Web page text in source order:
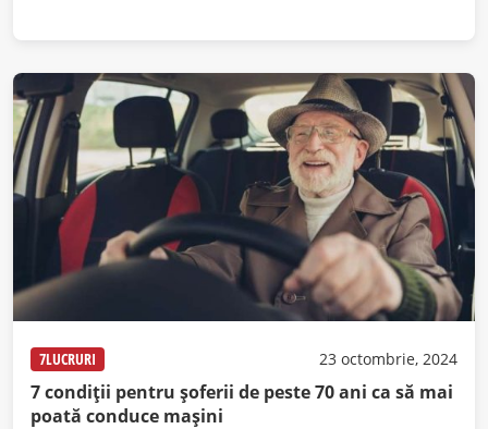
7LUCRURI 23 octombrie, 2024
7 condiții pentru șoferii de peste 70 ani ca să mai
poată conduce mașini